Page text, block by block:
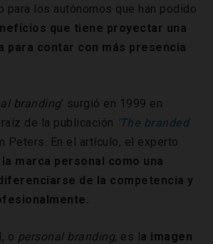
para los autónomos que han podido
que tiene proyectar una
para contar con más presencia
branding’ surgió en 1999 en
de la publicación ‘The branded
Peters. En el artículo, el experto
la marca personal como una
de la competencia y
o personal branding, es la imagen